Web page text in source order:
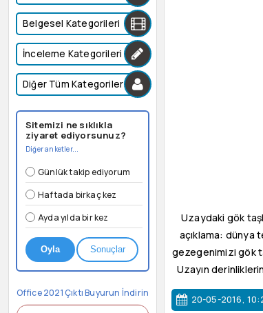
Belgesel Kategorileri
İnceleme Kategorileri
Diğer Tüm Kategoriler
Sitemizi ne sıklıkla
ziyaret ediyorsunuz?
Diğer anketler...
Günlük takip ediyorum
Haftada birkaç kez
Ayda yılda bir kez
Oyla Sonuçlar
Office 2021 Çıktı Buyurun İndirin
Uzaydaki gök
açıklama: dünya
gezegenimizi gök
Uzayın
20-05-2016,